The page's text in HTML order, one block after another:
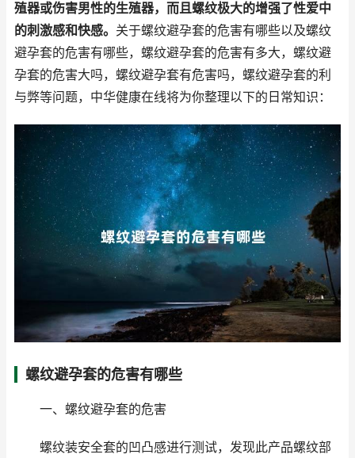
殖器或伤害男性的生殖器，而且螺纹极大的增强了性爱中
的刺激感和快感。 关于螺纹避孕套的危害有哪些以及螺纹
避孕套的危害有哪些，螺纹避孕套的危害有多大，螺纹避
孕套的危害大吗，螺纹避孕套有危害吗，螺纹避孕套的利
与弊等问题，中华健康在线将为你整理以下的日常知识：
螺纹避孕套的危害有哪些
一、螺纹避孕套的危害
螺纹装安全套的凹凸感进行测试，发现此产品螺纹部